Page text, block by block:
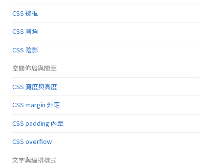
CSS 邊框
CSS 圓角
CSS 陰影
空間佈局與間距
CSS 寬度與高度
CSS margin 外距
CSS padding 內距
CSS overflow
文字與編排樣式